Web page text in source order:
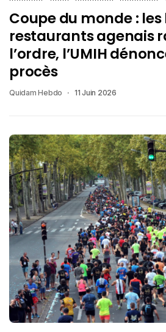
Coupe du monde :
restaurants agenais
l’ordre, l’UMIH
procès
Quidam Hebdo 11 Juin 2026